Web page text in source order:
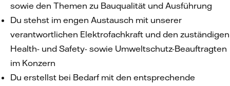
sowie den Themen zu Bauqualität und Ausführung
Du stehst im engen Austausch mit unserer
verantwortlichen Elektrofachkraft und den zuständigen
Health- und Safety- sowie Umweltschutz-Beauftragten
im Konzern
Du erstellst bei Bedarf mit den entsprechende